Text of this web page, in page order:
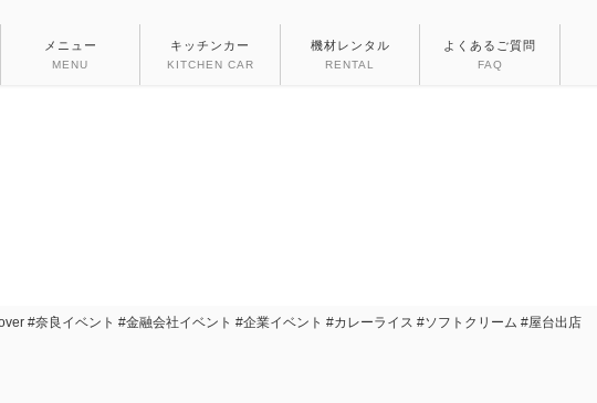
メニュー
MENU
キッチンカー
KITCHEN CAR
機材レンタル
RENTAL
よくあるご質問
FAQ
#奈良イベント #金融会社イベント #企業イベント #カレーライス #ソフトクリーム #屋台出店